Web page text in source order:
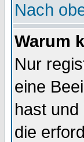
Nach
Warum
Nur
eine
hast
die